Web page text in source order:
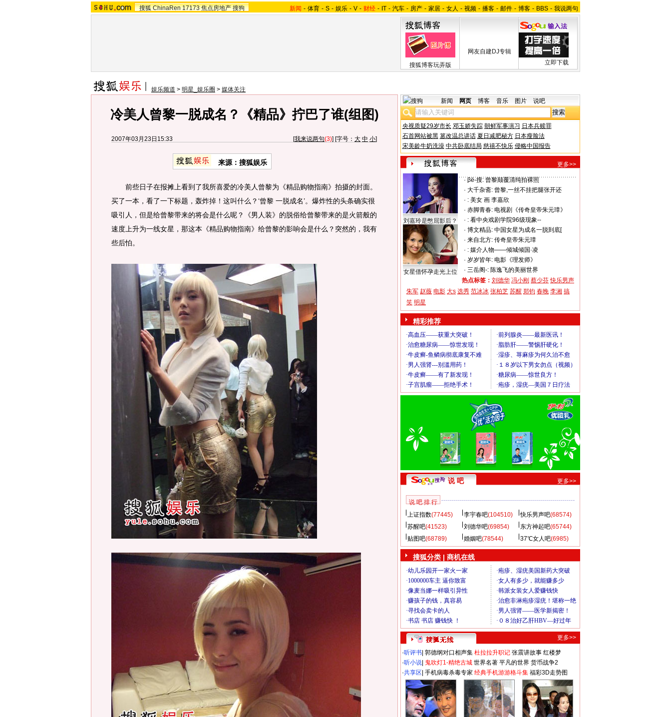
搜狐 ChinaRen 17173 焦点房地产 搜狗 新闻 - 体育 - S - 娱乐 - V - 财经 - IT - 汽车 - 房产 - 家居 - 女人 - 视频 - 播客 - 邮件 - 博客 - BBS - 我说两句
搜狐博客玩弄版
网友自建DJ专辑
立即下载
娱乐频道 > 明星_娱乐圈 > 媒体关注
冷美人曾黎一脱成名？《精品》拧巴了谁(组图)
2007年03月23日15:33 [我来说两句(3)] [字号： 大 中 小]
来源：搜狐娱乐
前些日子在报摊上看到了我所喜爱的冷美人曾黎为《精品购物指南》拍摄的封面。
买了一本，看了一下标题，轰炸掉！这叫什么？‘曾黎 一脱成名’。爆炸性的头条确实很
吸引人，但是给曾黎带来的将会是什么呢？《男人装》的脱俗给曾黎带来的是火箭般的
速度上升为一线女星，那这本《精品购物指南》给曾黎的影响会是什么？突然的，我有
些后怕。
新闻 网页 博客 音乐 图片 说吧
央视质疑29岁市长 邓玉娇失踪 朝鲜军事演习 日本兵赎罪
石首网站被黑 篡改温总讲话 夏日减肥秘方 日本瘦脸法
宋美龄牛奶洗澡 中共卧底结局 慈禧不快乐 侵略中国报告
更多>>
刘嘉玲是憋屈影后？
女星借怀孕走光上位
· βё-搜: 曾黎颠覆清纯拍裸照
· 大千杂斋: 曾黎,一丝不挂把腿张开还
· : 美女 画 李嘉欣
· 赤脚青春: 电视剧《传奇皇帝朱元璋》
· : 看中央戏剧学院96级现象--
· 博文精品: 中国女星为成名一脱到底[
· 来自北方: 传奇皇帝朱元璋
· : 媒介人物——倾城倾国·凌
· 岁岁皆年: 电影《理发师》
· 三岳阁-: 陈逸飞的美丽世界
热点标签： 刘德华 冯小刚 蔡少芬 快乐男声
朱军 赵薇 电影 大s 选秀 范冰冰 张柏芝 苏醒 郑钧 春晚 李湘 搞
笑 明星
精彩推荐
说 吧 更多>>
说 吧 排 行
上证指数(77445) 李宇春吧(104510) 快乐男声吧(68574)
苏醒吧(41523) 刘德华吧(69854) 东方神起吧(65744)
贴图吧(68789) 婚姻吧(78544) 37℃女人吧(6985)
搜狐分类 | 商机在线
更多>>
·听评书 郭德纲对口相声集 杜拉拉升职记 张震讲故事 红楼梦
·听小说 鬼吹灯1-精绝古城 世界名著 平凡的世界 货币战争2
·共享区 手机病毒杀毒专家 经典手机游游格斗集 福彩3D走势图